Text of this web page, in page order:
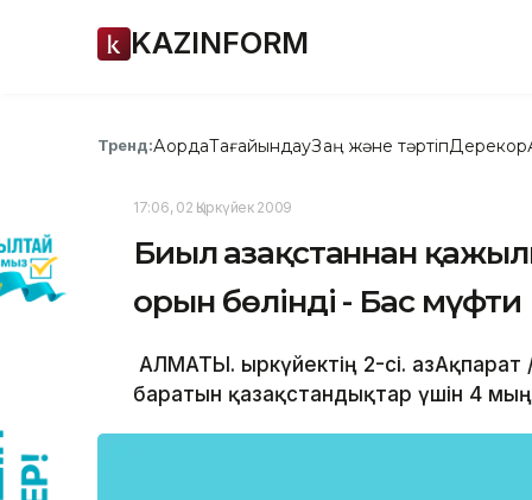
KAZINFORM
Тренд:АқордаТағайындауЗаң және тәртіпДерекқор
17:06, 02 Қыркүйек 2009
Биыл Қазақстаннан
орын бөлінді - Бас мүфти
АЛМАТЫ. Қыркүйектің 2-сі.
баратын қазақстандықтар үшін 4 мың